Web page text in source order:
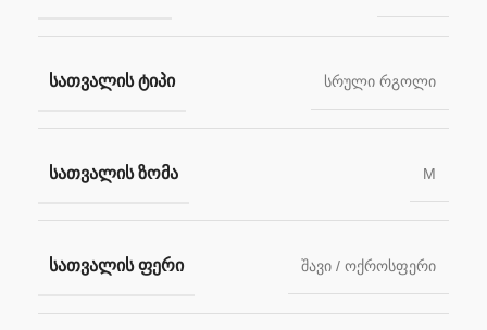
ᲡᲐᲗᲕᲐᲚᲘᲡ ᲢᲘᲞᲘ სრული რგოლი
ᲡᲐᲗᲕᲐᲚᲘᲡ ᲖᲝᲛᲐ M
ᲡᲐᲗᲕᲐᲚᲘᲡ ᲤᲔᲠᲘ შავი / ოქროსფერი